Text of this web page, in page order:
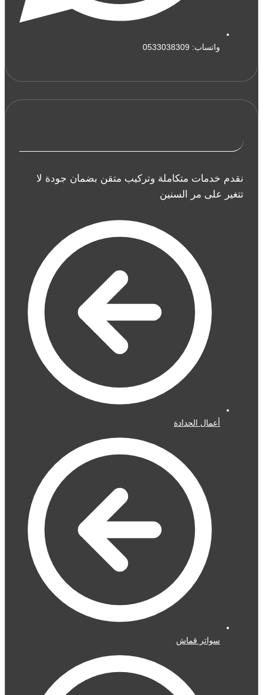
واتساب: 0533038309
نقدم خدمات متكاملة وتركيب متقن بضمان جودة لا
تتغير على مر السنين
أعمال الحدادة
سواتر قماش